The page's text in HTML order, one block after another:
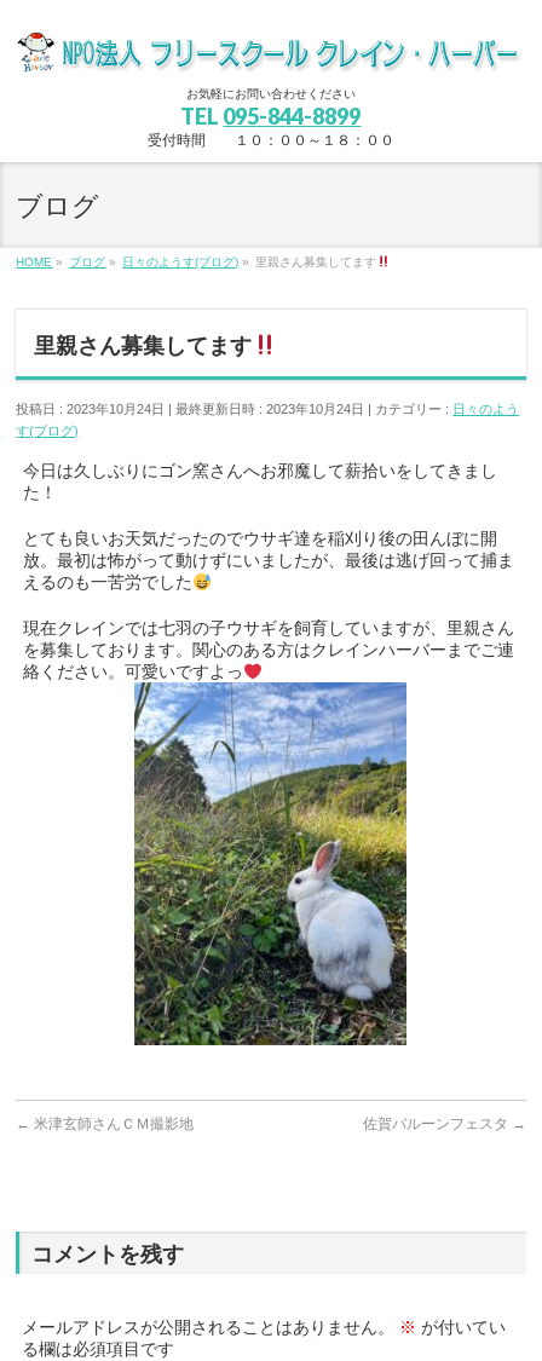
お気軽にお問い合わせください
TEL 095-844-8899
受付時間 １０：００～１８：００
ブログ
HOME » ブログ » 日々のようす(ブログ) » 里親さん募集してます
里親さん募集してます
投稿日 : 2023年10月24日 最終更新日時 : 2023年10月24日 カテゴリー : 日々のよう
す(ブログ)
今日は久しぶりにゴン窯さんへお邪魔して薪拾いをしてきまし
た！
とても良いお天気だったのでウサギ達を稲刈り後の田んぼに開
放。最初は怖がって動けずにいましたが、最後は逃げ回って捕ま
えるのも一苦労でした
現在クレインでは七羽の子ウサギを飼育していますが、里親さん
を募集しております。関心のある方はクレインハーバーまでご連
絡ください。可愛いですよっ
← 米津玄師さんＣＭ撮影地 佐賀バルーンフェスタ →
コメントを残す
メールアドレスが公開されることはありません。 ※ が付いてい
る欄は必須項目です